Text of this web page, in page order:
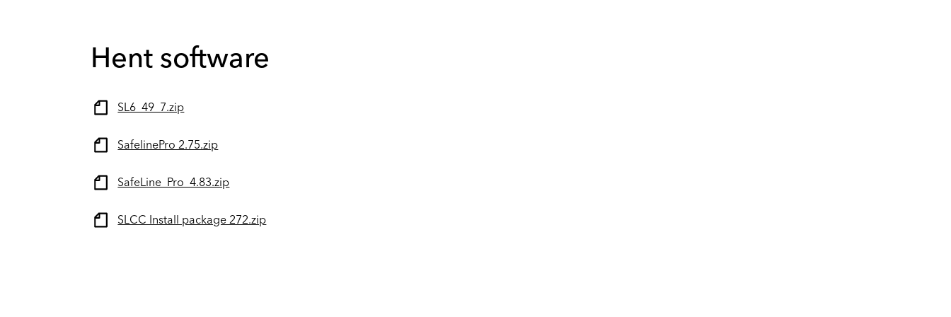
Hent software
SL6_49_7.zip
SafelinePro 2.75.zip
SafeLine_Pro_4.83.zip
SLCC Install package 272.zip